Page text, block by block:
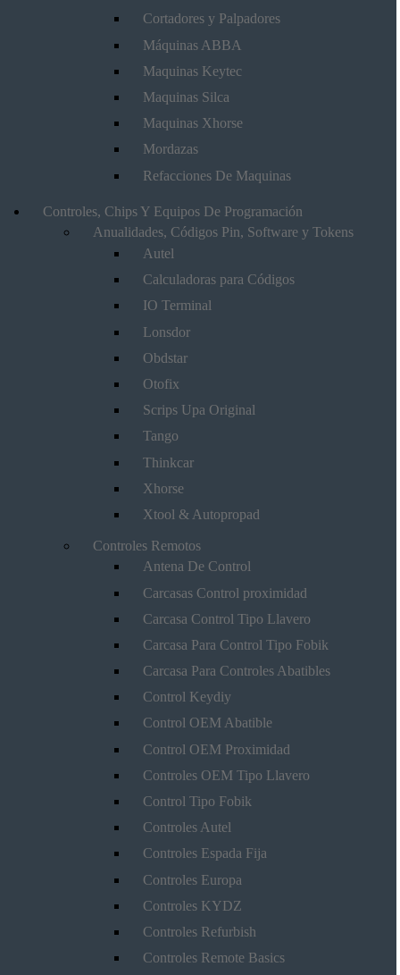
Cortadores y Palpadores
Máquinas ABBA
Maquinas Keytec
Maquinas Silca
Maquinas Xhorse
Mordazas
Refacciones De Maquinas
Controles, Chips Y Equipos De Programación
Anualidades, Códigos Pin, Software y Tokens
Autel
Calculadoras para Códigos
IO Terminal
Lonsdor
Obdstar
Otofix
Scrips Upa Original
Tango
Thinkcar
Xhorse
Xtool & Autopropad
Controles Remotos
Antena De Control
Carcasas Control proximidad
Carcasa Control Tipo Llavero
Carcasa Para Control Tipo Fobik
Carcasa Para Controles Abatibles
Control Keydiy
Control OEM Abatible
Control OEM Proximidad
Controles OEM Tipo Llavero
Control Tipo Fobik
Controles Autel
Controles Espada Fija
Controles Europa
Controles KYDZ
Controles Refurbish
Controles Remote Basics